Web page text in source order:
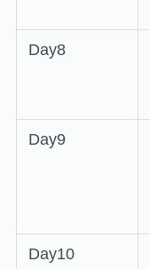
Day8
Day9
Day10